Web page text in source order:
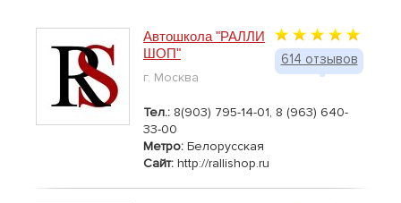
614 отзывов
Автошкола "РАЛЛИ
ШОП"
г. Москва
Тел.: 8(903) 795-14-01, 8 (963) 640-
33-00
Метро: Белорусская
Сайт: http://rallishop.ru